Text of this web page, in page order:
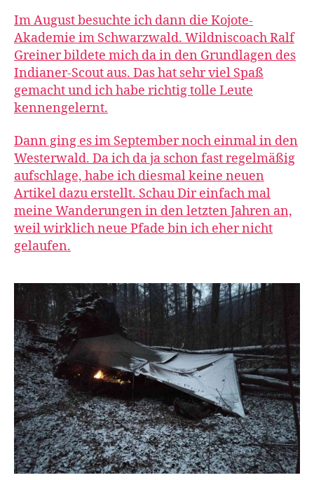
Im August besuchte ich dann die Kojote-
Akademie im Schwarzwald. Wildniscoach Ralf
Greiner bildete mich da in den Grundlagen des
Indianer-Scout aus. Das hat sehr viel Spaß
gemacht und ich habe richtig tolle Leute
kennengelernt.
Dann ging es im September noch einmal in den
Westerwald. Da ich da ja schon fast regelmäßig
aufschlage, habe ich diesmal keine neuen
Artikel dazu erstellt. Schau Dir einfach mal
meine Wanderungen in den letzten Jahren an,
weil wirklich neue Pfade bin ich eher nicht
gelaufen.